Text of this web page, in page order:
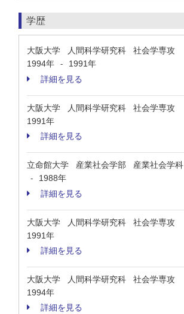
学歴
大阪大学 人間科学研究科 社会学専攻
1994年
-
1991年
詳細を見る
大阪大学 人間科学研究科 社会学専攻
1991年
詳細を見る
立命館大学 産業社会学部 産業社会学科
-
1988年
詳細を見る
大阪大学 人間科学研究科 社会学専攻
1991年
詳細を見る
大阪大学 人間科学研究科 社会学専攻
1994年
詳細を見る